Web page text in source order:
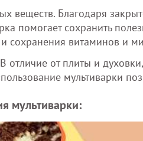
веществ. Благодаря
помогает сохранить
сохранения витаминов и
отличие от плиты и
мультиварки
мультиварки: